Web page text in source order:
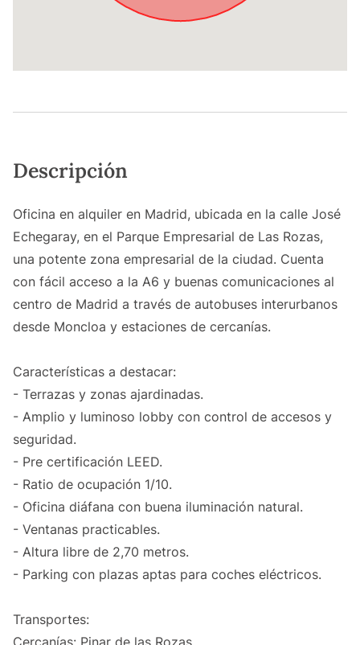
Descripción
Oficina en alquiler en Madrid, ubicada en la calle José
Echegaray, en el Parque Empresarial de Las Rozas,
una potente zona empresarial de la ciudad. Cuenta
con fácil acceso a la A6 y buenas comunicaciones al
centro de Madrid a través de autobuses interurbanos
desde Moncloa y estaciones de cercanías.
Características a destacar:
- Terrazas y zonas ajardinadas.
- Amplio y luminoso lobby con control de accesos y
seguridad.
- Pre certificación LEED.
- Ratio de ocupación 1/10.
- Oficina diáfana con buena iluminación natural.
- Ventanas practicables.
- Altura libre de 2,70 metros.
- Parking con plazas aptas para coches eléctricos.
Transportes: